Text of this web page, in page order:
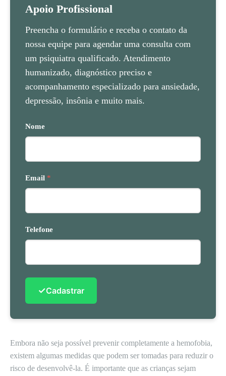
Apoio Profissional
Preencha o formulário e receba o contato da
nossa equipe para agendar uma consulta com
um psiquiatra qualificado. Atendimento
humanizado, diagnóstico preciso e
acompanhamento especializado para ansiedade,
depressão, insônia e muito mais.
Nome
Email *
Telefone
✓Cadastrar
Embora não seja possível prevenir completamente a hemofobia,
existem algumas medidas que podem ser tomadas para reduzir o
risco de desenvolvê-la. É importante que as crianças sejam